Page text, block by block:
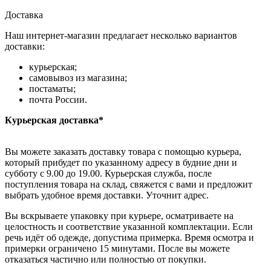
Доставка
Наш интернет-магазин предлагает несколько вариантов
доставки:
курьерская;
самовывоз из магазина;
постаматы;
почта России.
Курьерская доставка*
Вы можете заказать доставку товара с помощью курьера,
который прибудет по указанному адресу в будние дни и
субботу с 9.00 до 19.00. Курьерская служба, после
поступления товара на склад, свяжется с вами и предложит
выбрать удобное время доставки. Уточнит адрес.
Вы вскрываете упаковку при курьере, осматриваете на
целостность и соответствие указанной комплектации. Если
речь идёт об одежде, допустима примерка. Время осмотра и
примерки ограничено 15 минутами. После вы можете
отказаться частично или полностью от покупки.